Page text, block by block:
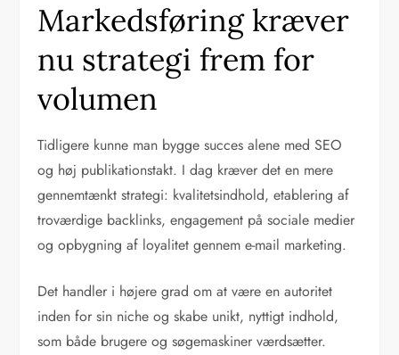
Markedsføring kræver
nu strategi frem for
volumen
Tidligere kunne man bygge succes alene med SEO
og høj publikationstakt. I dag kræver det en mere
gennemtænkt strategi: kvalitetsindhold, etablering af
troværdige backlinks, engagement på sociale medier
og opbygning af loyalitet gennem e-mail marketing.
Det handler i højere grad om at være en autoritet
inden for sin niche og skabe unikt, nyttigt indhold,
som både brugere og søgemaskiner værdsætter.